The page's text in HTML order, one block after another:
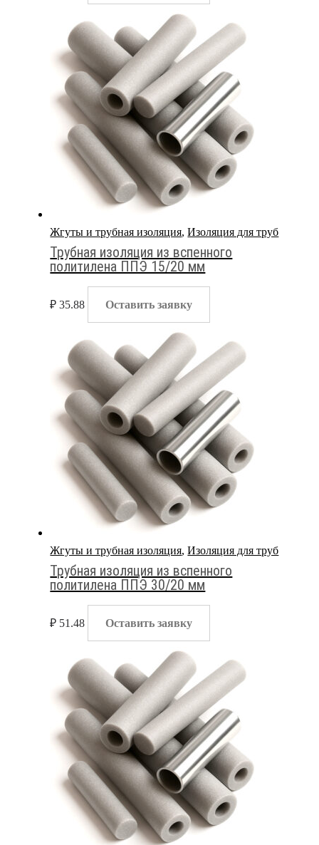
Жгуты и трубная изоляция,Изоляция для труб
Трубная изоляция из вспенного
политилена ППЭ 15/20 мм
₽ 35.88 Оставить заявку
Жгуты и трубная изоляция,Изоляция для труб
Трубная изоляция из вспенного
политилена ППЭ 30/20 мм
₽ 51.48 Оставить заявку